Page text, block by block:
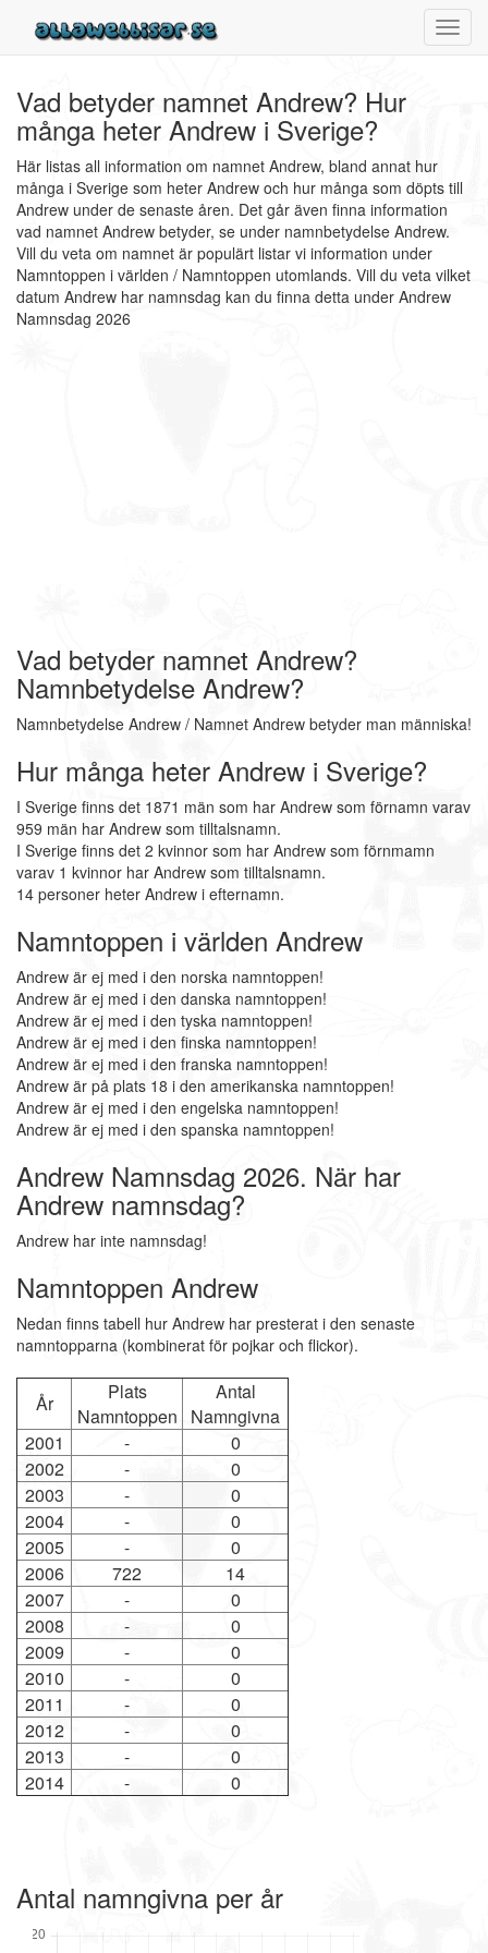
Vad betyder namnet Andrew? Hur
många heter Andrew i Sverige?
Här listas all information om namnet Andrew, bland annat hur
många i Sverige som heter Andrew och hur många som döpts till
Andrew under de senaste åren. Det går även finna information
vad namnet Andrew betyder, se under namnbetydelse Andrew.
Vill du veta om namnet är populärt listar vi information under
Namntoppen i världen / Namntoppen utomlands. Vill du veta vilket
datum Andrew har namnsdag kan du finna detta under Andrew
Namnsdag 2026
Vad betyder namnet Andrew?
Namnbetydelse Andrew?
Namnbetydelse Andrew / Namnet Andrew betyder man människa!
Hur många heter Andrew i Sverige?
I Sverige finns det 1871 män som har Andrew som förnamn varav
959 män har Andrew som tilltalsnamn.
I Sverige finns det 2 kvinnor som har Andrew som förnmamn
varav 1 kvinnor har Andrew som tilltalsnamn.
14 personer heter Andrew i efternamn.
Namntoppen i världen Andrew
Andrew är ej med i den norska namntoppen!
Andrew är ej med i den danska namntoppen!
Andrew är ej med i den tyska namntoppen!
Andrew är ej med i den finska namntoppen!
Andrew är ej med i den franska namntoppen!
Andrew är på plats 18 i den amerikanska namntoppen!
Andrew är ej med i den engelska namntoppen!
Andrew är ej med i den spanska namntoppen!
Andrew Namnsdag 2026. När har
Andrew namnsdag?
Andrew har inte namnsdag!
Namntoppen Andrew
Nedan finns tabell hur Andrew har presterat i den senaste
namntopparna (kombinerat för pojkar och flickor).
År
Plats
Namntoppen
Antal
Namngivna
2001
-
0
2002
-
0
2003
-
0
2004
-
0
2005
-
0
2006
722
14
2007
-
0
2008
-
0
2009
-
0
2010
-
0
2011
-
0
2012
-
0
2013
-
0
2014
- 0
Antal namngivna per år